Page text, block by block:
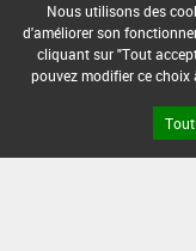
Nous utilisons des
d'améliorer son
cliquant sur "Tout
pouvez modifier ce